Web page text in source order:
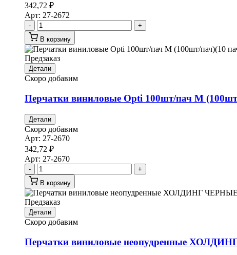
342,72 ₽
Арт: 27-2672
-
+
В корзину
Предзаказ
Детали
Скоро добавим
Перчатки виниловые Opti 100шт/пач М
Детали
Скоро добавим
Арт: 27-2670
342,72 ₽
Арт: 27-2670
-
+
В корзину
Предзаказ
Детали
Скоро добавим
Перчатки виниловые неопудренные